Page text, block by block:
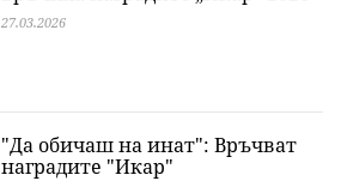
27.03.2026
"Да обичаш на инат": Връчват
наградите "Икар"